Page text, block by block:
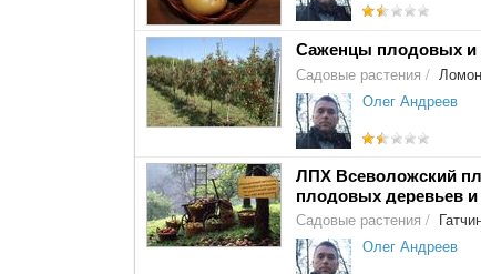
Саженцы плодовых и
Садовые растения /
Олег Андреев
ЛПХ Всеволожский
плодовых деревьев и
Садовые растения /
Олег Андреев